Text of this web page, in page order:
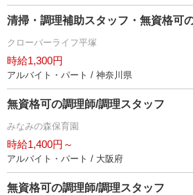
清掃・調理補助スタッフ・無資格可
クローバーライフ平塚
時給1,300円
アルバイト・パート / 神奈川県
無資格可の調理師/調理スタッフ
みなみの森保育園
時給1,400円～
アルバイト・パート / 大阪府
無資格可の調理師/調理スタッフ